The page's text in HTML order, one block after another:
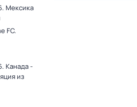
Мексика
FC.
Канада -
из